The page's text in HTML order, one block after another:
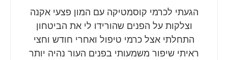
הגעתי לכרמי קוסמטיקה עם המון פצעי אקנה
וצלקות על הפנים שהורידו לי את הביטחון
התחלתי אצל כרמי טיפול ואחרי חודש וחצי
ראיתי שיפור משמעותי בפנים העור נהיה יותר